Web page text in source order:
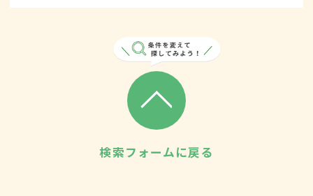
検索フォームに戻る